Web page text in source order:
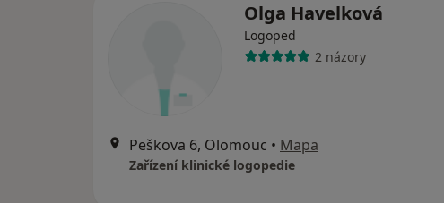
Olga Havelková
Logoped
2 názory
Peškova 6, Olomouc • Mapa
Zařízení klinické logopedie